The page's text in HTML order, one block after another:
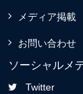
メディア掲載
お問い合わせ
ソーシャルメ
Twitter